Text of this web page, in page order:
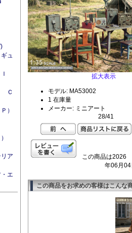
ュ
Ｃ
）
ア
エ
拡大表示
モデル: MA53002
1 在庫量
メーカー: ミニアート
28/41
この商品は2026
年06月
この商品をお求めの客様はこんな